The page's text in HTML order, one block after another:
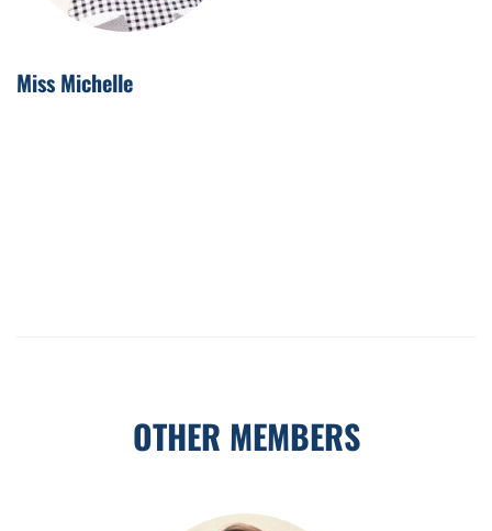
Miss Michelle
OTHER MEMBERS